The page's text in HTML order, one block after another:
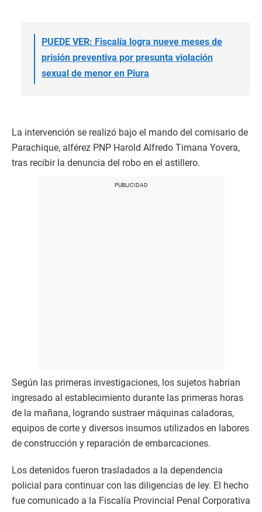
PUEDE VER: Fiscalía logra nueve meses de
prisión preventiva por presunta violación
sexual de menor en Piura
La intervención se realizó bajo el mando del comisario de
Parachique, alférez PNP Harold Alfredo Timana Yovera,
tras recibir la denuncia del robo en el astillero.
Según las primeras investigaciones, los sujetos habrían
ingresado al establecimiento durante las primeras horas
de la mañana, logrando sustraer máquinas caladoras,
equipos de corte y diversos insumos utilizados en labores
de construcción y reparación de embarcaciones.
Los detenidos fueron trasladados a la dependencia
policial para continuar con las diligencias de ley. El hecho
fue comunicado a la Fiscalía Provincial Penal Corporativa